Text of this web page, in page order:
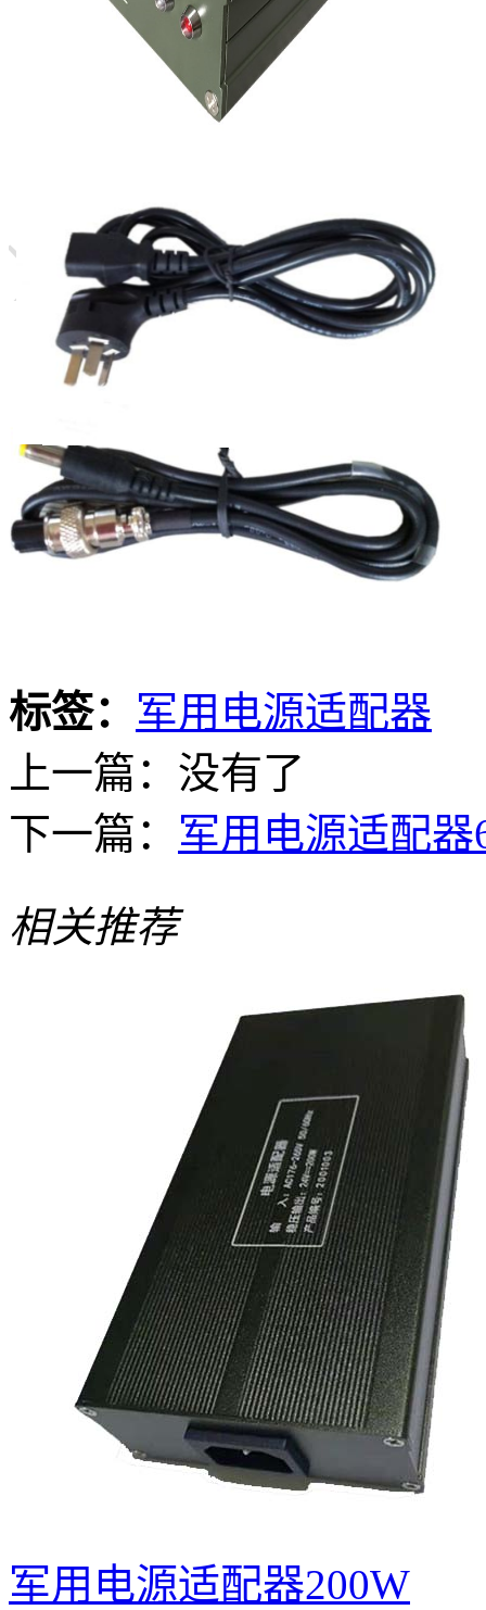
标签： 军用电源适配器
上一篇：没有了
下一篇： 军用电源适配器
相关推荐
军用电源适配器200W